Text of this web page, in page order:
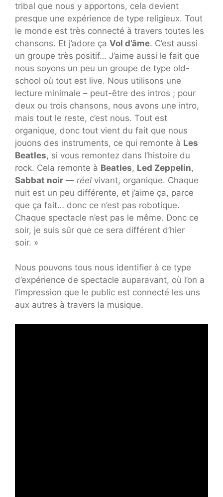
tribal que nous y apportons, cela devient
presque une expérience de type religieux. Tout
le monde est très connecté à travers toutes les
chansons. Et j’adore ça Vol d’âme. C’est aussi
un groupe très positif… J’aime aussi le fait que
nous soyons un peu un groupe de type old-
school où tout est live. Nous utilisons une
lecture minimale – peut-être des intros ; pour
deux ou trois chansons, nous avons une intro,
mais tout le reste, c’est nous. Tout est
organique, donc tout vient du fait que nous
jouons des instruments, ce qui remonte à Les
Beatles, si vous remontez dans l’histoire du
rock. Cela remonte à Beatles, Led Zeppelin,
Sabbat noir — réel vivant, organique. Chaque
nuit est un peu différente, et j’aime ça, parce
que ça fait… donc ce n’est pas robotique.
Chaque spectacle n’est pas le même. Donc ce
soir, je suis sûr que ce sera différent d’hier
soir. »
Nous pouvons tous nous identifier à ce type
d’expérience de spectacle auparavant, où l’on a
l’impression que le public est connecté les uns
aux autres à travers la musique.